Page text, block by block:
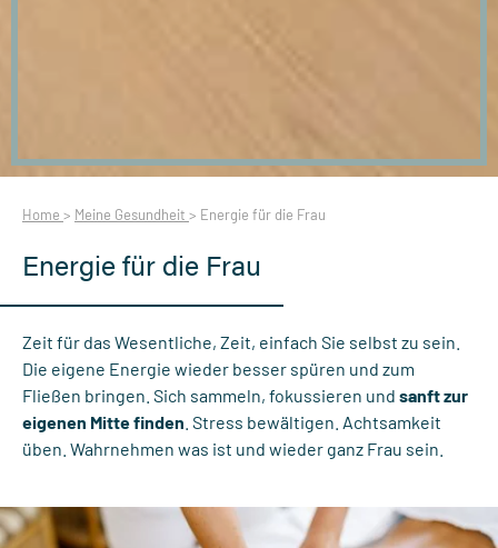
Home > Meine Gesundheit > Energie für die Frau
Energie für die Frau
Zeit für das Wesentliche, Zeit, einfach Sie selbst zu sein.
Die eigene Energie wieder besser spüren und zum
Fließen bringen. Sich sammeln, fokussieren und sanft zur
eigenen Mitte finden . Stress bewältigen. Achtsamkeit
üben. Wahrnehmen was ist und wieder ganz Frau sein.